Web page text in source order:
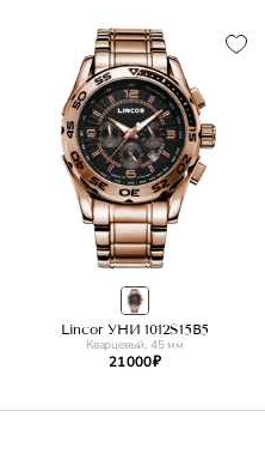
Lincor УНИ 1012S15B5
Кварцевый, 45 мм
21 000 ₽